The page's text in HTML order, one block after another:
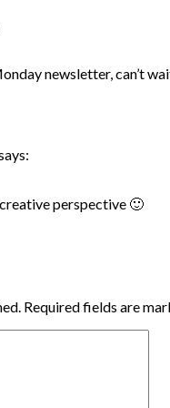
newsletter, can’t
perspective 🙂
Required fields are